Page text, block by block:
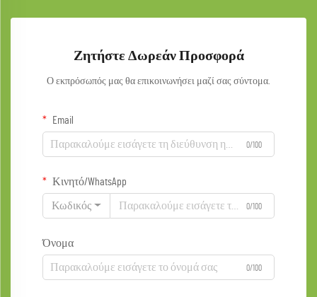
Ζητήστε Δωρεάν Προσφορά
Ο εκπρόσωπός μας θα επικοινωνήσει μαζί σας σύντομα.
Email
0/100
Κινητό/WhatsApp
Κωδικός 0/100
Όνομα
0/100